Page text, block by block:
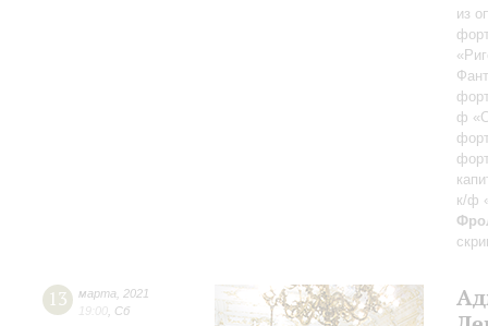
из
ф
к/ф
13 марта
2021
19:00 Сб